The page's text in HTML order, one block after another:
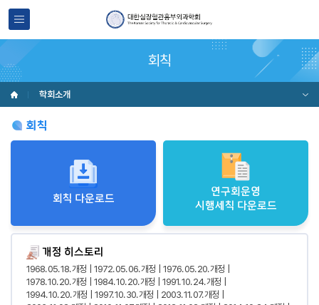
회칙
학회소개
회칙
회칙 다운로드
연구회운영
시행세칙 다운로드
개정 히스토리
1968. 05. 18. 개정 1972. 05. 06. 개정
1976. 05. 20. 개정
1978. 10. 20. 개정
1984. 10. 20. 개정
1991. 10. 24. 개정
1994. 10. 20. 개정
1997. 10. 30. 개정
2003. 11. 07. 개정